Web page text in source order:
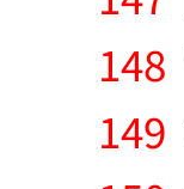
148
149